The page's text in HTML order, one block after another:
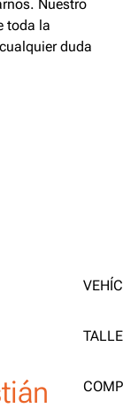
Nuestro
toda la
duda